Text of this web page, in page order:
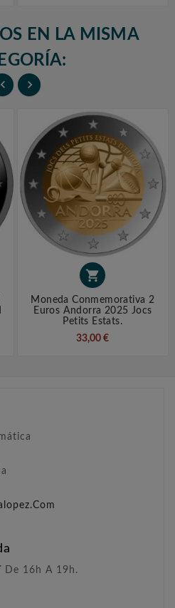
EN LA MISMA
 

Moneda Conmemorativa 2
Euros Andorra 2025 Jocs
Petits Estats.
33,00 €
De 16h A 19h.